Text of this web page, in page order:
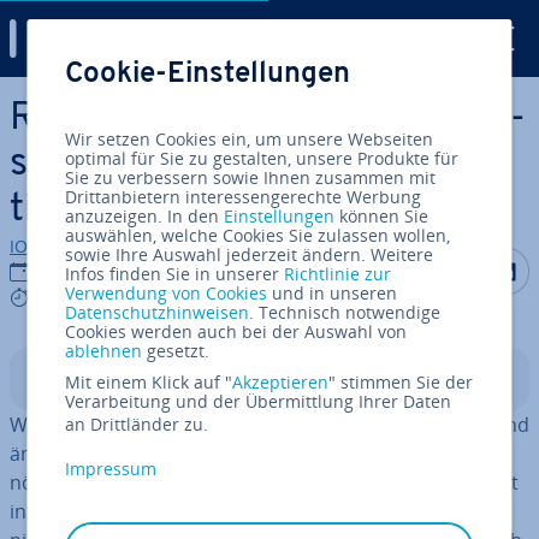
Zum Haupt­in­halt springen
RHEL: Root Password zu­rück­
set­zen und ändern – so funk­
tio­niert es
IONOS Redaktion
27.05.2024
3 mins
Auf Auf
In­halts­ver­zeich­nis
Wenn Sie in Red Hat Ihr Root Password zu­rück­set­zen und
ändern möchten, sind dafür nur einige wenige Schritte
nötig. Über den Befehl
kann die Änderung direkt
in der Shell vor­ge­nom­men werden. Wichtig ist dabei
Cookie-Einstellungen
Wir setzen Cookies ein, um unsere Webseiten
optimal für Sie zu gestalten, unsere Produkte für
Sie zu verbessern sowie Ihnen zusammen mit
Drittanbietern interessengerechte Werbung
anzuzeigen. In den Einstellungen können Sie
auswählen, welche Cookies Sie zulassen wollen,
sowie Ihre Auswahl jederzeit ändern. Weitere
Infos finden Sie in unserer Richtlinie zur
Verwendung von Cookies und in unseren
Datenschutzhinweisen. Technisch notwendige
Cookies werden auch bei der Auswahl von
ablehnen gesetzt.
Mit einem Klick auf "Akzeptieren" stimmen Sie der
Verarbeitung und der Übermittlung Ihrer Daten
an Drittländer zu.
Impressum